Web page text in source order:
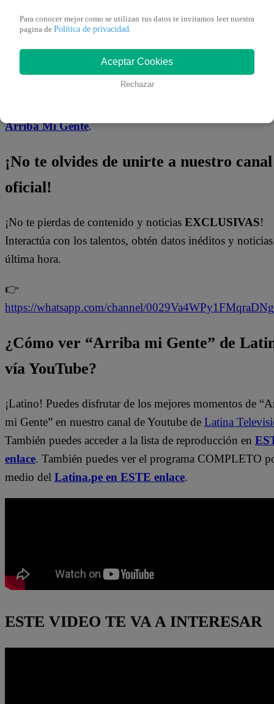
estadosiguen representando un riesgo.
¿Hasta cuándo Lima seguirá respirando aire tóxico? ¿Qué
medidas reales se tomarán para renovar el transporte y
la salud de los ciudadanos?
Arriba Mi Gente.
¡No te olvides de unirte a nuestro canal
oficial!
¡No te pierdas de contenido y noticias EXCLUSIVAS!
Interactúa con los talentos, obtén datos inéditos y
última hora.
👉
https://whatsapp.com/channel/
¿Cómo ver “Arriba mi Gente” de
vía YouTube?
¡Latino! Puedes disfrutar de los mejores momentos de
mi Gente” en nuestro canal de Youtube de Latina
También puedes acceder a la lista de reproducción en
enlace. También puedes ver el programa COMPLETO
medio del Latina.pe en ESTE enlace.
ESTE VIDEO TE VA A INTERESAR
Para conocer mejor como se utilizan tus datos te invitamos leer nuestra
pagina de Política de privacidad
Aceptar Cookies
Rechazar